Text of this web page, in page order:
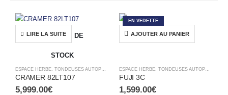
RUPTURE DE
STOCK
LIRE LA SUITE
ESPACE HERBE TONDEUSES AUTOPORTÉES
CRAMER 82LT107
5,999.00€
EN VEDETTE
AJOUTER AU PANIER
ESPACE HERBE TONDEUSES AUTOPORTÉES
FUJI 3C
1,599.00€